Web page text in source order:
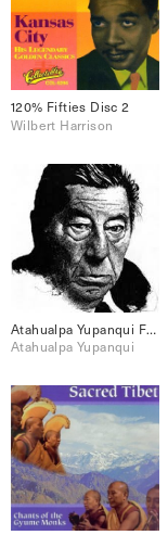
120% Fifties Disc 2
Wilbert Harrison
Atahualpa Yupanqui Folklore Best 18
Atahualpa Yupanqui